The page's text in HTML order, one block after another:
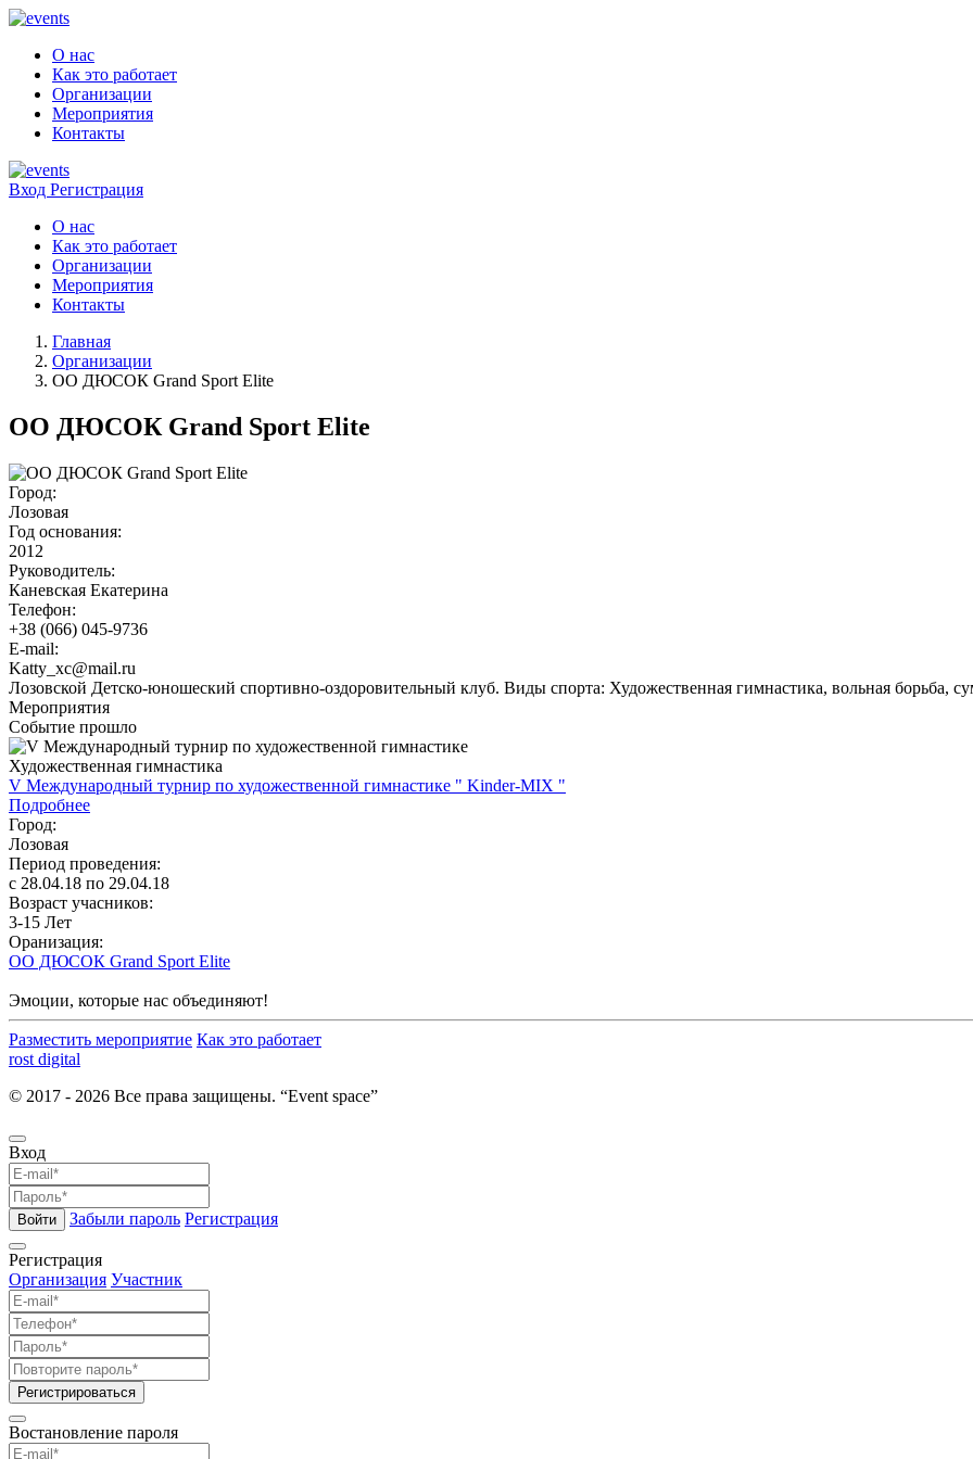
О нас
Как это работает
Организации
Мероприятия
Контакты
Вход Регистрация
О нас
Как это работает
Организации
Мероприятия
Контакты
Главная
Организации
ОО ДЮСОК Grand Sport Elite
ОО ДЮСОК Grand Sport Elite
Город:
Лозовая
Год основания:
2012
Руководитель:
Каневская Екатерина
Телефон:
+38 (066) 045-9736
E-mail:
Katty_xc@mail.ru
Лозовской Детско-юношеский спортивно-оздоровительный клуб. Виды спорта: Художественная гимнастика, вольная борьба,
Мероприятия
Событие прошло
Художественная гимнастика
V Международный турнир по художественной гимнастике " Kinder-MIX "
Подробнее
Город:
Лозовая
Период проведения:
c 28.04.18 по 29.04.18
Возраст учасников:
3-15 Лет
Оранизация:
ОО ДЮСОК Grand Sport Elite
Эмоции, которые нас объединяют!
Разместить мероприятие Как это работает
rost digital
© 2017 - 2026 Все права защищены. “Event space”
Вход
Войти Забыли пароль Регистрация
Регистрация
Организация Участник
Регистрироваться
Востановление пароля